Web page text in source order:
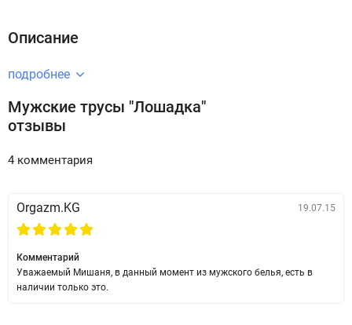
Описание
подробнее
Мужские трусы "Лошадка"
отзывы
4 комментария
Orgazm.KG 19.07.15
Комментарий
Уважаемый Мишаня, в данный момент из мужского белья, есть в
наличии только это.